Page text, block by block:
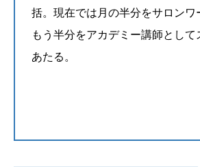
括。現在では月の半分をサロンワ
もう半分をアカデミー講師として
あたる。